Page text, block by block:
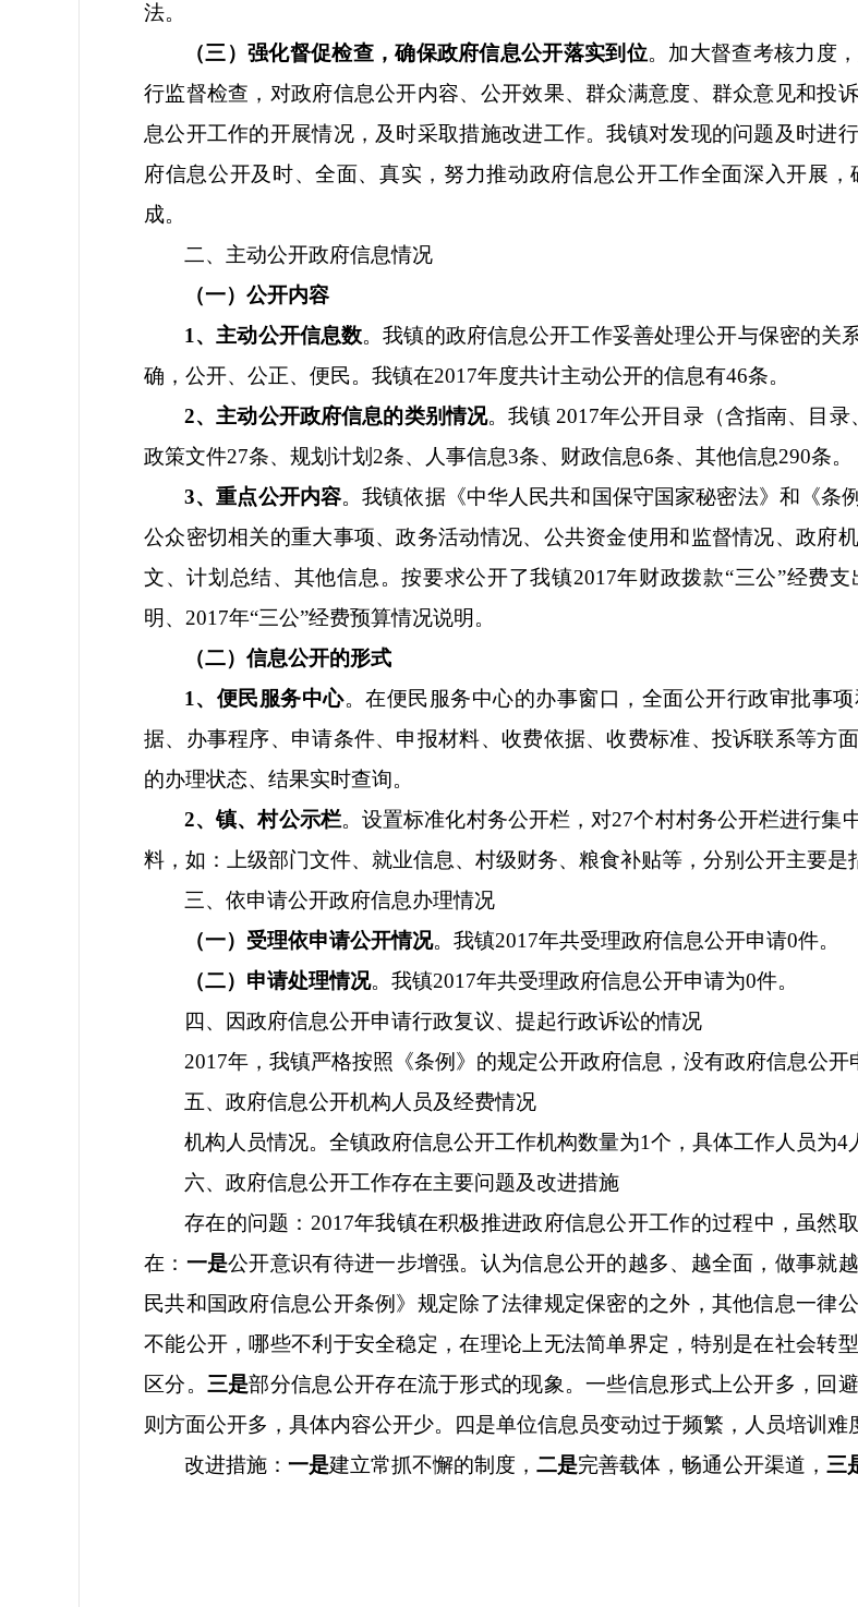
法。
（三）强化督促检查，确保政府信息公开落实到位。加大督查考核力度
行监督检查，对政府信息公开内容、公开效果、群众满意度、群众意见和投
息公开工作的开展情况，及时采取措施改进工作。我镇对发现的问题及时进
府信息公开及时、全面、真实，努力推动政府信息公开工作全面深入开展
成。
二、主动公开政府信息情况
（一）公开内容
1、主动公开信息数。我镇的政府信息公开工作妥善处理公开与保密的
确，公开、公正、便民。我镇在2017年度共计主动公开的信息有46条。
2、主动公开政府信息的类别情况。我镇2017年公开目录（含指南、目录
政策文件27条、规划计划2条、人事信息3条、财政信息6条、其他信息290条。
3、重点公开内容。我镇依据《中华人民共和国保守国家秘密法》和《
公众密切相关的重大事项、政务活动情况、公共资金使用和监督情况、政府
文、计划总结、其他信息。按要求公开了我镇2017年财政拨款“三公”经费
明、2017年“三公”经费预算情况说明。
（二）信息公开的形式
1 、便民服务中心。在便民服务中心的办事窗口，全面公开行政审批事
据、办事程序、申请条件、申报材料、收费依据、收费标准、投诉联系等方
的办理状态、结果实时查询。
2、镇、村公示栏。设置标准化村务公开栏，对27个村村务公开栏进行集
料，如 ：
上级部门文件、就业信息、村级财务、粮食补贴等，分别公开主要是
三、依申请公开政府信息办理情况
（一）受理依申请公开情况。我镇2017年共受理政府信息公开申请0件。
（二）申请处理情况。我镇2017年共受理政府信息公开申请为0件。
四、因政府信息公开申请行政复议、提起行政诉讼的情况
2017年，我镇严格按照《条例》的规定公开政府信息，没有政府信息公
五、政府信息公开机构人员及经费情况
机构人员情况。全镇政府信息公开工作机构数量为1个，具体工作人员为4
六、政府信息公开工作存在主要问题及改进措施
存在的问题： 2017年我镇在积极推进政府信息公开工作的过程中，虽然
在： 一是公开意识有待进一步增强。认为信息公开的越多、越全面，做事就越
民共和国政府信息公开条例》规定除了法律规定保密的之外，其他信息一律
不能公开，哪些不利于安全稳定，在理论上无法简单界定，特别是在社会转
区分。 三是部分信息公开存在流于形式的现象。一些信息形式上公开多，回
则方面公开多，具体内容公开少。四是单位信息员变动过于频繁，人员培训难
改进措施： 一是建立常抓不懈的制度， 二是完善载体，畅通公开渠道， 三